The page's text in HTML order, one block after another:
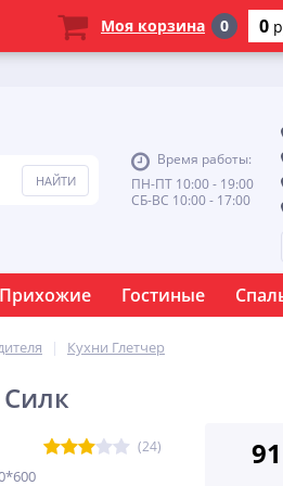
Время работы:
ПН-ПТ 10:00 - 19:00
СБ-ВС 10:00 - 17:00
Прихожие Гостиные
Кухни Глетчер
(24)
Моя корзина 0 0